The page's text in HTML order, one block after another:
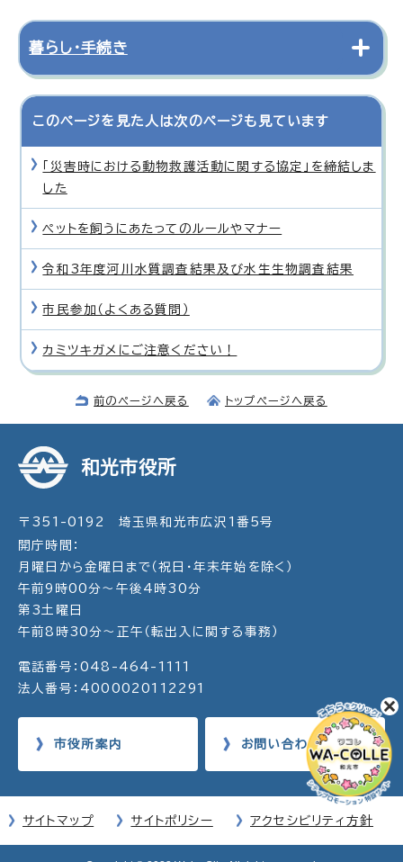
暮らし・手続き
このページを見た人は次のページも見ています
「災害時における動物救護活動に関する協定」を締結しま
した
ペットを飼うにあたってのルールやマナー
令和3年度河川水質調査結果及び水生生物調査結果
市民参加（よくある質問）
カミツキガメにご注意ください！
前のページへ戻る トップページへ戻る
和光市役所
〒351-0192 埼玉県和光市広沢1番5号
開庁時間：
月曜日から金曜日まで（祝日・年末年始を除く）
午前9時00分～午後4時30分
第3土曜日
午前8時30分～正午（転出入に関する事務）
電話番号：048-464-1111
法人番号：4000020112291
市役所案内 お問い合わせ
サイトマップ サイトポリシー アクセシビリティ方針